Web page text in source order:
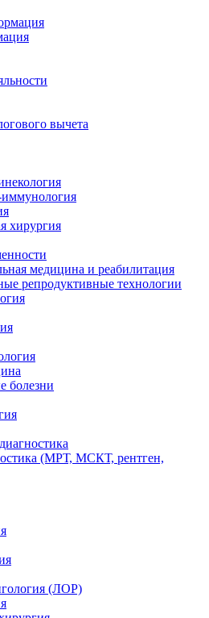
вычета
хирургия
медицина и реабилитация
репродуктивные технологии
болезни
(МРТ, МСКТ, рентген,
(ЛОР)